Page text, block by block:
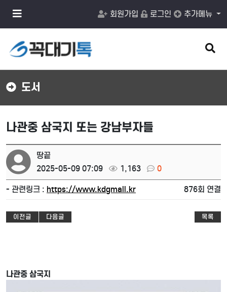
메
튼
회원가입 로그인 추가메뉴
검
색
버
도서
나관중 삼국지 또는 강남부자들
땅끝
2025-05-09 07:09
1,163 0
- 관련링크 : https://www.kdgmall.kr 876회 연결
이전글 다음글 목록
나관중 삼국지